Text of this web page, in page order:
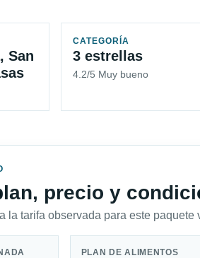
San
CATEGORÍA
3 estrellas
4.2/5 Muy bueno
precio y
la tarifa observada para este
PLAN DE ALIMENTOS